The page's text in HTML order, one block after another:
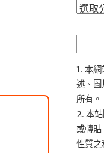
分
1. 本
述、圖
所有。
2. 本
或轉
性質之